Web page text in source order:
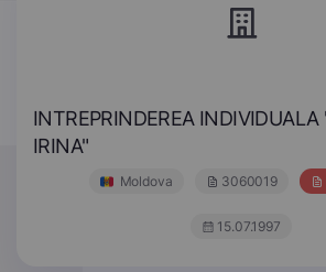
INTREPRINDEREA INDIVIDUALA
IRINA"
Moldova 3060019
15.07.1997